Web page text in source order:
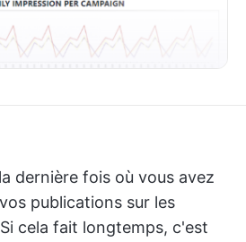
dernière fois où vous avez
publications sur les
cela fait longtemps, c'est